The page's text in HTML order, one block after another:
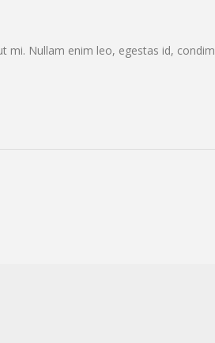
Nullam enim leo, egestas id,